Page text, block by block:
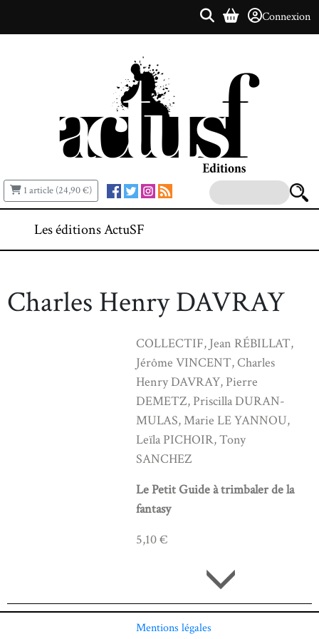
Connexion
1 article (24,90 €)
Les éditions ActuSF
Charles Henry DAVRAY
COLLECTIF, Jean RÉBILLAT,
Jérôme VINCENT, Charles
Henry DAVRAY, Pierre
DEMETZ, Priscilla DURAN-
MULAS, Marie LE YANNOU,
Leïla PICHOIR, Tony
SANCHEZ
Le Petit Guide à trimbaler de la
fantasy
5,10 €
Mentions légales